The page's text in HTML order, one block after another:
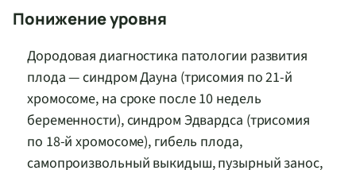
Понижение уровня
Дородовая диагностика патологии развития
плода — синдром Дауна (трисомия по 21-й
хромосоме, на сроке после 10 недель
беременности), синдром Эдвардса (трисомия
по 18-й хромосоме), гибель плода,
самопроизвольный выкидыш, пузырный занос,